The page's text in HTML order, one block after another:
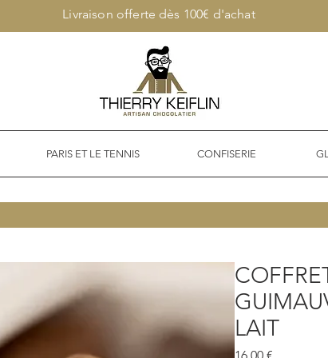
Livraison offerte dès 100€ d'achat
PARIS ET LE TENNIS CONFISERIE
LAIT